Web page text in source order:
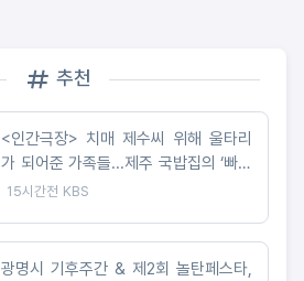
추천
<인간극장> 치매 제수씨 위해 울타리
가 되어준 가족들...제주 국밥집의 ‘빠삐
용’ 영자와 순업
15시간전 KBS
광명시 기후주간 & 제2회 놀탄페스타,